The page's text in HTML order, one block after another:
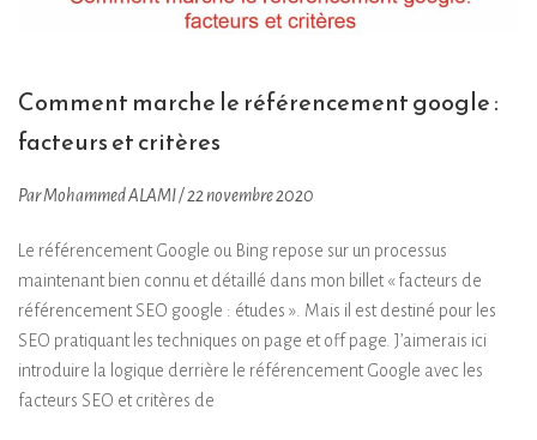
Comment marche le référencement google :
facteurs et critères
Par Mohammed ALAMI / 22 novembre 2020
Le référencement Google ou Bing repose sur un processus
maintenant bien connu et détaillé dans mon billet « facteurs de
référencement SEO google : études ». Mais il est destiné pour les
SEO pratiquant les techniques on page et off page. J’aimerais ici
introduire la logique derrière le référencement Google avec les
facteurs SEO et critères de